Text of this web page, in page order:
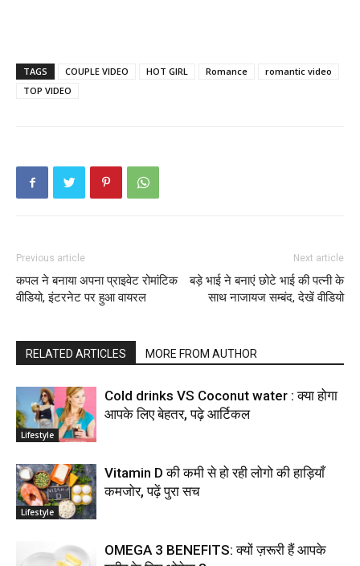
TAGS COUPLE VIDEO HOT GIRL Romance
romantic video
TOP VIDEO
Previous article
कपल ने बनाया अपना प्राइवेट रोमांटिक
वीडियो, इंटरनेट पर हुआ वायरल
Next article
बड़े भाई ने बनाएं छोटे भाई की पत्नी के
साथ नाजायज सम्बंद, देखें वीडियो
RELATED ARTICLES MORE FROM AUTHOR
Lifestyle
Cold drinks VS Coconut water : क्या होगा
आपके लिए बेहतर, पढ़े आर्टिकल
Lifestyle
Vitamin D की कमी से हो रही लोगो की हाड़ियाँ
कमजोर, पढ़ें पुरा सच
OMEGA 3 BENEFITS: क्यों ज़रूरी हैं आपके